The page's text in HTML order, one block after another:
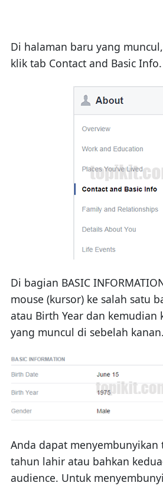
Di halaman baru yang
klik tab Contact and Basic Info.
Di bagian BASIC
mouse (kursor) ke salah satu
atau Birth Year dan kemudian
yang muncul di sebelah kanan.
Anda dapat menyembunyikan
tahun lahir atau bahkan
audience. Untuk